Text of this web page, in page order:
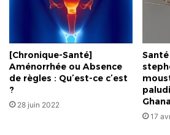
[Chronique-Santé]
Aménorrhée ou Absence
de règles : Qu’est-ce c’est
?
28 juin 2022
Ghana
17